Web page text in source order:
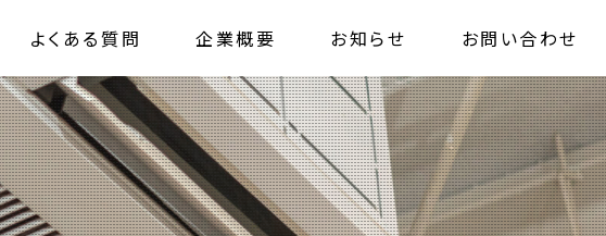
よくある質問 企業概要 お知らせ お問い合わせ